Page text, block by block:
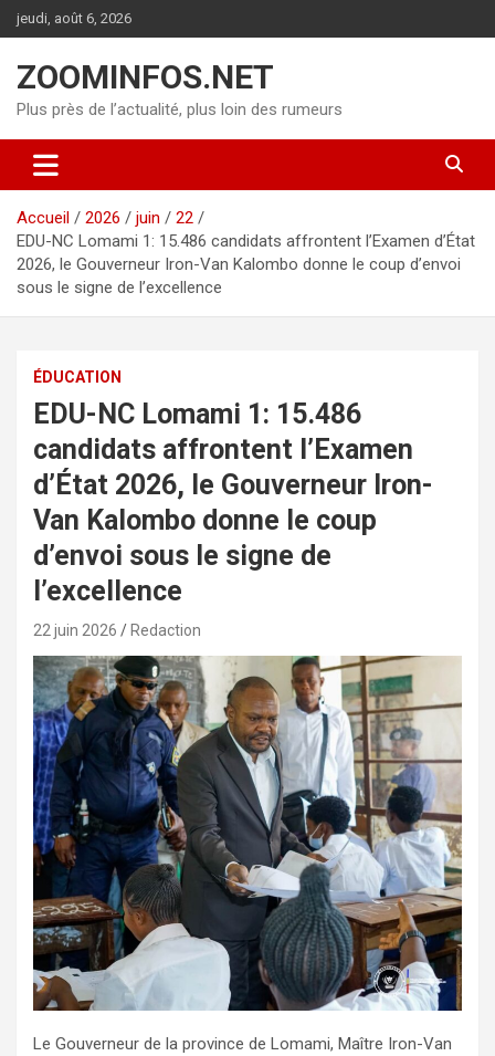
Aller
au
jeudi, août 6, 2026
ZOOMINFOS.NET
Plus près de l’actualité, plus loin des rumeurs
Accueil 2026 juin
22
EDU-NC Lomami 1: 15.486 candidats affrontent l’Examen d’État
2026, le Gouverneur Iron-Van Kalombo donne le coup d’envoi
sous le signe de l’excellence
ÉDUCATION
EDU-NC Lomami 1: 15.486
candidats affrontent l’Examen
d’État 2026, le Gouverneur Iron-
Van Kalombo donne le coup
d’envoi sous le signe de
l’excellence
22 juin 2026 Redaction
Le Gouverneur de la province de Lomami, Maître Iron-Van